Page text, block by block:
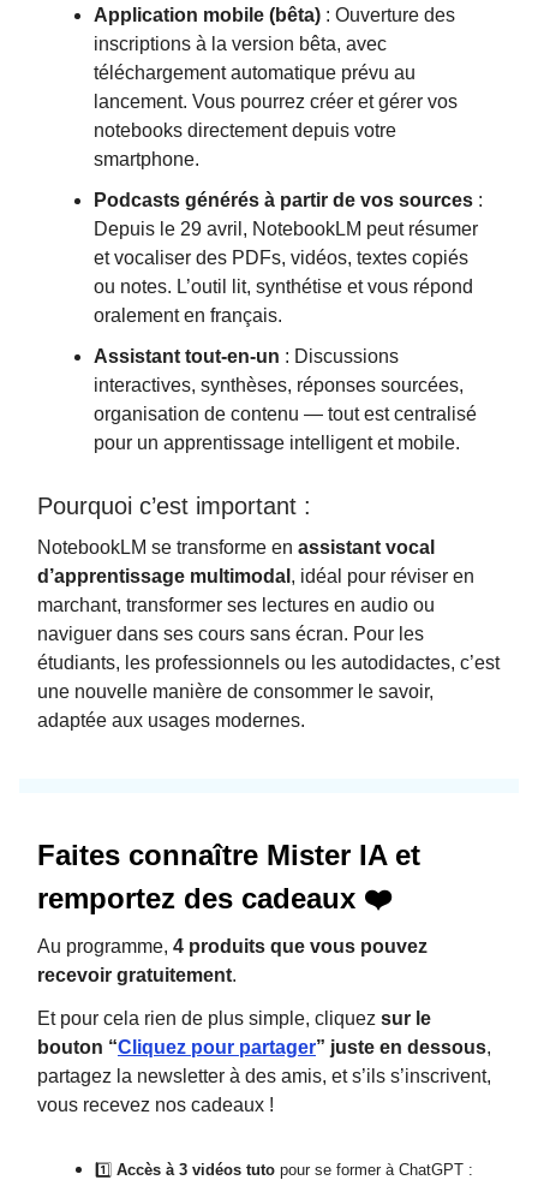
Application mobile (bêta) : Ouverture des
inscriptions à la version bêta, avec
téléchargement automatique prévu au
lancement. Vous pourrez créer et gérer vos
notebooks directement depuis votre
smartphone.
Podcasts générés à partir de vos sources :
Depuis le 29 avril, NotebookLM peut résumer
et vocaliser des PDFs, vidéos, textes copiés
ou notes. L’outil lit, synthétise et vous répond
oralement en français.
Assistant tout-en-un : Discussions
interactives, synthèses, réponses sourcées,
organisation de contenu — tout est centralisé
pour un apprentissage intelligent et mobile.
Pourquoi c’est important :
NotebookLM se transforme en assistant vocal
d’apprentissage multimodal , idéal pour réviser en
marchant, transformer ses lectures en audio ou
naviguer dans ses cours sans écran. Pour les
étudiants, les professionnels ou les autodidactes, c’est
une nouvelle manière de consommer le savoir,
adaptée aux usages modernes.
Faites connaître Mister IA et
remportez des cadeaux ❤️
Au programme, 4 produits que vous pouvez
recevoir gratuitement.
Et pour cela rien de plus simple, cliquez sur le
bouton “Cliquez pour partager” juste en dessous,
partagez la newsletter à des amis, et s’ils s’inscrivent,
vous recevez nos cadeaux !
1️⃣ Accès à 3 vidéos tuto pour se former à ChatGPT :